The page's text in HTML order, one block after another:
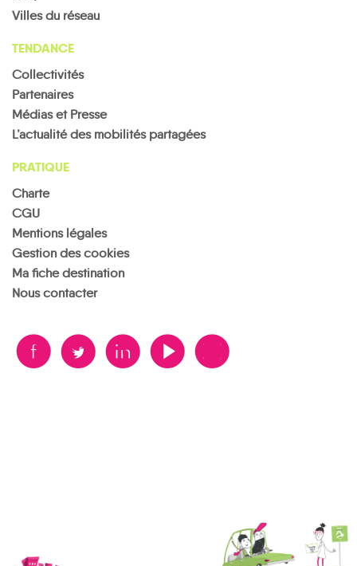
Villes du réseau
TENDANCE
Collectivités
Partenaires
Médias et Presse
L’actualité des mobilités partagées
PRATIQUE
Charte
CGU
Mentions légales
Gestion des cookies
Ma fiche destination
Nous contacter
B A D F V